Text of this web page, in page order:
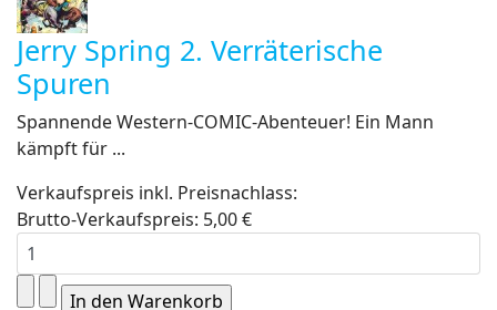
Jerry Spring 2. Verräterische
Spuren
Spannende Western-COMIC-Abenteuer! Ein Mann
kämpft für ...
Verkaufspreis inkl. Preisnachlass:
Brutto-Verkaufspreis: 5,00 €